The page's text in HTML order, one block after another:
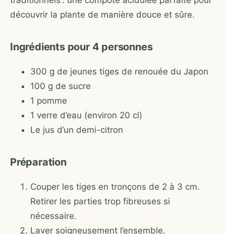
découvrir la plante de manière douce et sûre.
Ingrédients pour 4 personnes
300 g de jeunes tiges de renouée du Japon
100 g de sucre
1 pomme
1 verre d’eau (environ 20 cl)
Le jus d’un demi-citron
Préparation
Couper les tiges en tronçons de 2 à 3 cm.
Retirer les parties trop fibreuses si
nécessaire.
Laver soigneusement l’ensemble.